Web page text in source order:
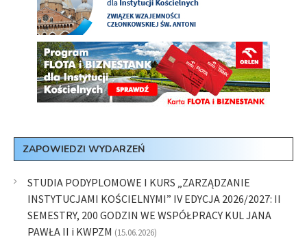
ZAPOWIEDZI WYDARZEŃ
STUDIA PODYPLOMOWE I KURS „ZARZĄDZANIE
INSTYTUCJAMI KOŚCIELNYMI” IV EDYCJA 2026/2027: II
SEMESTRY, 200 GODZIN WE WSPÓŁPRACY KUL JANA
PAWŁA II i KWPZM (15.06.2026)